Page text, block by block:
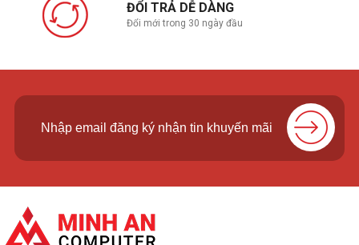
ĐỔI TRẢ DỄ DÀNG
Đổi mới trong 30 ngày đầu